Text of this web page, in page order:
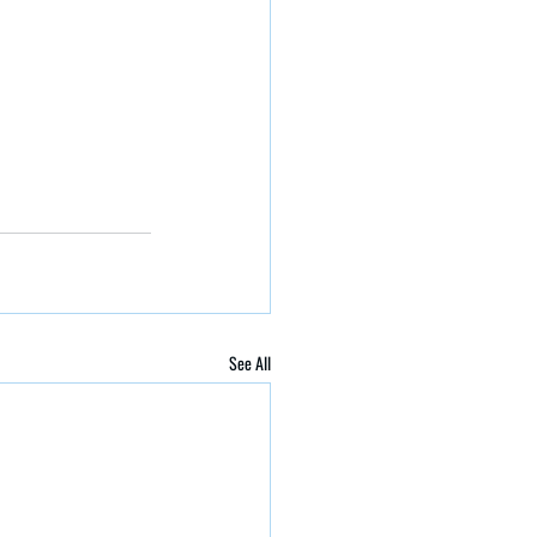
See All